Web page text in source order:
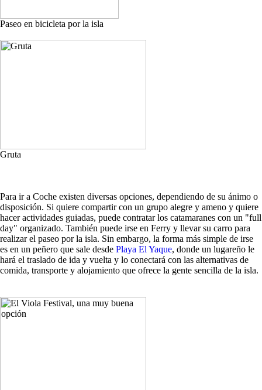
Paseo en bicicleta por la isla
Gruta
Para ir a Coche existen diversas opciones, dependiendo de su ánimo o
disposición. Si quiere compartir con un grupo alegre y ameno y quiere
hacer actividades guiadas, puede contratar los catamaranes con un "full
day" organizado. También puede irse en Ferry y llevar su carro para
realizar el paseo por la isla. Sin embargo, la forma más simple de irse
es en un peñero que sale desde Playa El Yaque, donde un lugareño le
hará el traslado de ida y vuelta y lo conectará con las alternativas de
comida, transporte y alojamiento que ofrece la gente sencilla de la isla.